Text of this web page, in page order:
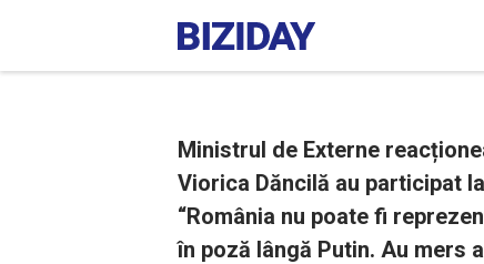
Ministrul de Externe
Viorica Dăncilă au participat
“România nu poate fi
în poză lângă Putin. Au mers